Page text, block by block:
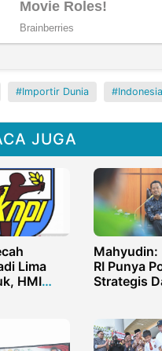
Importir Dunia Indonesia
JUGA
Lima
HMI
Mahyudin:
RI Punya
Strategis